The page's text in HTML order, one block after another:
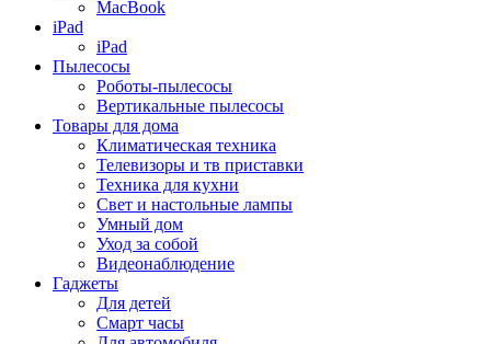
MacBook
iPad
iPad
Пылесосы
Роботы-пылесосы
Вертикальные пылесосы
Товары для дома
Климатическая техника
Телевизоры и тв приставки
Техника для кухни
Свет и настольные лампы
Умный дом
Уход за собой
Видеонаблюдение
Гаджеты
Для детей
Смарт часы